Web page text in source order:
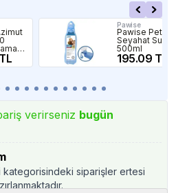
0,6
Pawise
Pawise Pet
Seyahat
500ml
195.09 TL
verirseniz bugün
kategorisindeki siparişler ertesi